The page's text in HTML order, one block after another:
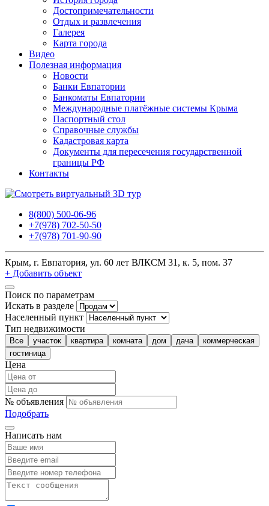
Достопримечательности
Отдых и развлечения
Галерея
Карта города
Видео
Полезная информация
Новости
Банки Евпатории
Банкоматы Евпатории
Международные платёжные системы Крыма
Паспортный стол
Справочные службы
Кадастровая карта
Документы для пересечения государственной
границы РФ
Контакты
8(800) 500-06-96
+7(978) 702-50-50
+7(978) 701-90-90
Крым, г. Евпатория, ул. 60 лет ВЛКСМ 31, к. 5, пом. 37
+ Добавить объект
Поиск по параметрам
Искать в разделе
Населенный пункт
Тип недвижимости
Все участок квартира комната дом дача
коммерческая
гостиница
Цена
№ объявления
Подобрать
Написать нам